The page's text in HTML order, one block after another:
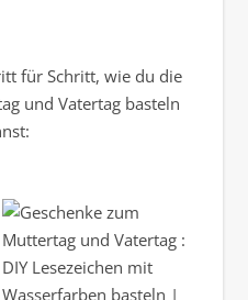
für Schritt, wie du die
und Vatertag basteln